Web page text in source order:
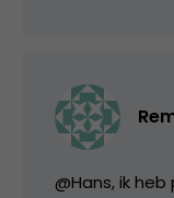
@Hans, ik